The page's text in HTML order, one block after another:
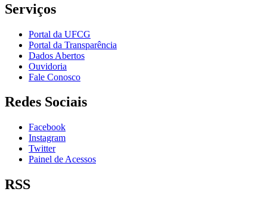
Serviços
Portal da UFCG
Portal da Transparência
Dados Abertos
Ouvidoria
Fale Conosco
Redes Sociais
Facebook
Instagram
Twitter
Painel de Acessos
RSS